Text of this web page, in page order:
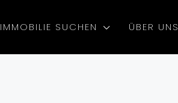
IMMOBILIE SUCHEN ÜBER UNS